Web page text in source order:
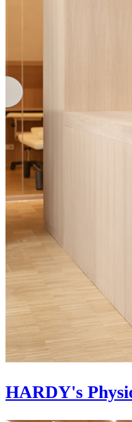
HARDY's